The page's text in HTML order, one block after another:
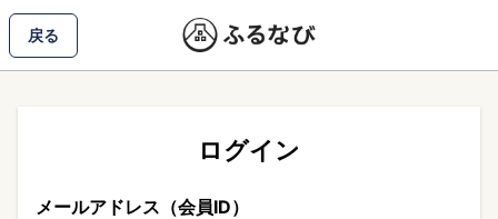
戻る
ログイン
メールアドレス（会員ID）